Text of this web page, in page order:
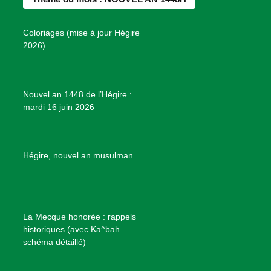
k
a
Coloriages (mise à jour Hégire
2026)
Nouvel an 1448 de l’Hégire :
mardi 16 juin 2026
Hégire, nouvel an musulman
La Mecque honorée : rappels
historiques (avec Ka^bah
schéma détaillé)